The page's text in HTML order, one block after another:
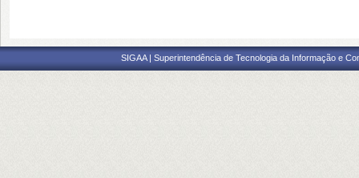
SIGAA | Superintendência de Tecnologia da Informação e